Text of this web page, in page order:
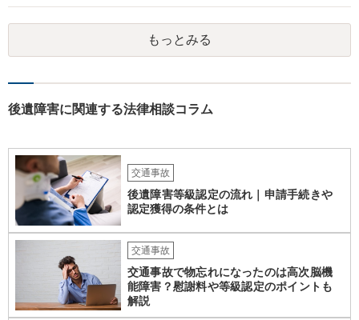
願いしてください。 物的損害については、請求の根拠を精査する必要
があり、写真や見積書を送ってもらい、請求金額が正当化をちゃんと
チェックする必要があります。 相談者様の資力がどれだけあるのかは
分かりませんが、資力に応じた対応をして行くほかありません。 訴訟
ャラクターの問題もあるので、どうすればよいのかという正解はあり
合によっては交渉を任せた方がいいかもしれません。
もっとみる
後遺障害に関連する法律相談コラム
交通事故
後遺障害等級認定の流れ｜申請手続きや
認定獲得の条件とは
交通事故
交通事故で物忘れになったのは高次脳機
能障害？慰謝料や等級認定のポイントも
解説